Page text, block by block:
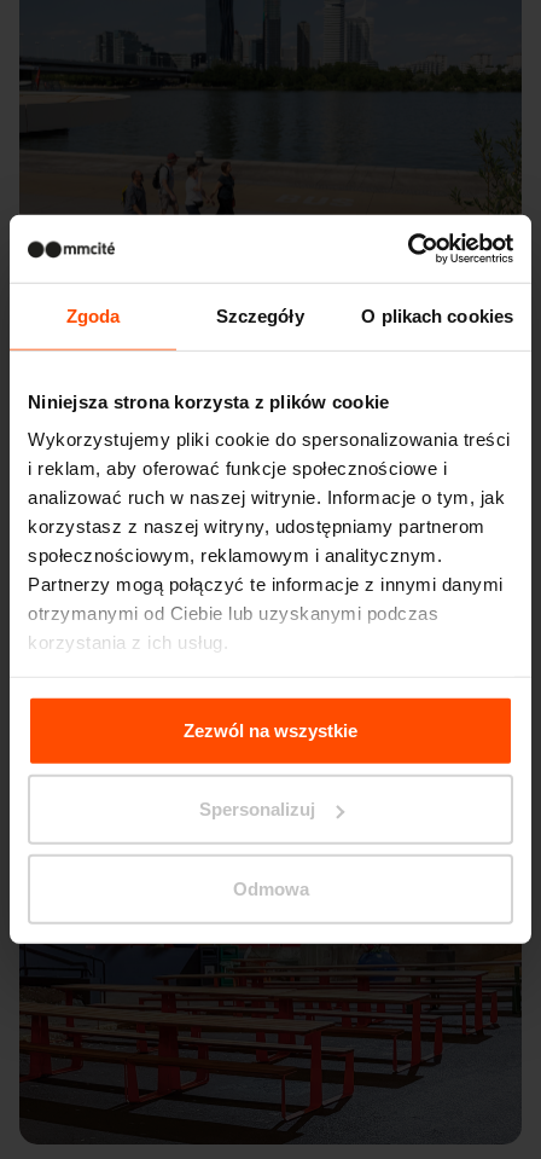
Zgoda Szczegóły O plikach cookies
Niniejsza strona korzysta z plików cookie
Wykorzystujemy pliki cookie do spersonalizowania treści
i reklam, aby oferować funkcje społecznościowe i
analizować ruch w naszej witrynie. Informacje o tym, jak
korzystasz z naszej witryny, udostępniamy partnerom
społecznościowym, reklamowym i analitycznym.
Partnerzy mogą połączyć te informacje z innymi danymi
otrzymanymi od Ciebie lub uzyskanymi podczas
korzystania z ich usług.
Więcej informacji można znaleźć na stroniePrinciples
Relating to the Processing Personal Data
Zezwól na wszystkie
Spersonalizuj
Odmowa
Seattle – Popup park